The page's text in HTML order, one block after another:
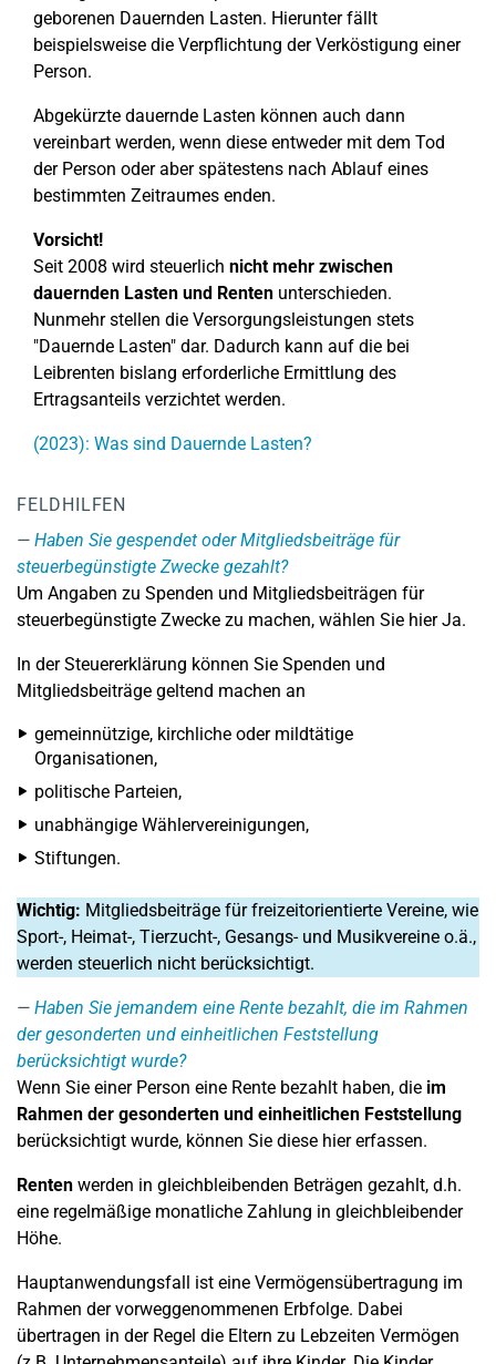
geborenen Dauernden Lasten. Hierunter fällt
beispielsweise die Verpflichtung der Verköstigung einer
Person.
Abgekürzte dauernde Lasten können auch dann
vereinbart werden, wenn diese entweder mit dem Tod
der Person oder aber spätestens nach Ablauf eines
bestimmten Zeitraumes enden.
Vorsicht!
Seit 2008 wird steuerlich nicht mehr zwischen
dauernden Lasten und Renten unterschieden.
Nunmehr stellen die Versorgungsleistungen stets
"Dauernde Lasten" dar. Dadurch kann auf die bei
Leibrenten bislang erforderliche Ermittlung des
Ertragsanteils verzichtet werden.
(2023): Was sind Dauernde Lasten?
FELDHILFEN
Haben Sie gespendet oder Mitgliedsbeiträge für
steuerbegünstigte Zwecke gezahlt?
Um Angaben zu Spenden und Mitgliedsbeiträgen für
steuerbegünstigte Zwecke zu machen, wählen Sie hier Ja.
In der Steuererklärung können Sie Spenden und
Mitgliedsbeiträge geltend machen an
gemeinnützige, kirchliche oder mildtätige
Organisationen,
politische Parteien,
unabhängige Wählervereinigungen,
Stiftungen.
Wichtig: Mitgliedsbeiträge für freizeitorientierte Vereine, wie
Sport-, Heimat-, Tierzucht-, Gesangs- und Musikvereine o.ä.,
werden steuerlich nicht berücksichtigt.
Haben Sie jemandem eine Rente bezahlt, die im Rahmen
der gesonderten und einheitlichen Feststellung
berücksichtigt wurde?
Wenn Sie einer Person eine Rente bezahlt haben, die im
Rahmen der gesonderten und einheitlichen Feststellung
berücksichtigt wurde, können Sie diese hier erfassen.
Renten werden in gleichbleibenden Beträgen gezahlt, d.h.
eine regelmäßige monatliche Zahlung in gleichbleibender
Höhe.
Hauptanwendungsfall ist eine Vermögensübertragung im
Rahmen der vorweggenommenen Erbfolge. Dabei
übertragen in der Regel die Eltern zu Lebzeiten Vermögen